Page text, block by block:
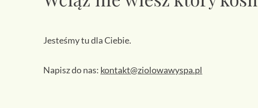
Jesteśmy tu dla Ciebie.
Napisz do nas: kontakt@ziolowawyspa.pl